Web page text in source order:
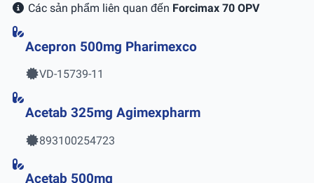
Các sản phẩm liên quan đến Forcimax 70 OPV
Acepron 500mg Pharimexco
VD-15739-11
Acetab 325mg Agimexpharm
893100254723
Acetab 500mg